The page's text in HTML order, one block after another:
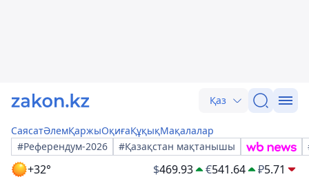
Қаз
СаясатӘлемҚаржыОқиғаҚұқықМақалалар
#Референдум-2026
#Қазақстан мақтанышы
+32° $469.93 €541.64 ₽5.71